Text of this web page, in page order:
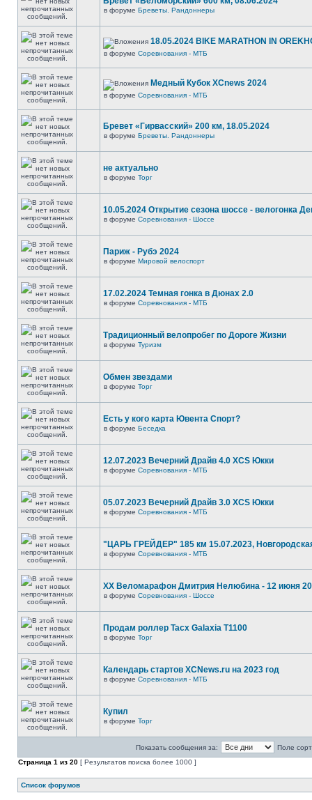
в форуме Бреветы. Рандоннеры
18.05.2024 BIKE MARATHON IN
в форуме Соревнования - МТБ
Медный Кубок XCnews 2024
в форуме Соревнования - МТБ
Бревет «Гирвасский» 200 км, 18.05.2024
в форуме Бреветы. Рандоннеры
не актуально
в форуме Торг
10.05.2024 Открытие сезона шоссе - велогонка
в форуме Соревнования - Шоссе
Париж - Рубэ 2024
в форуме Мировой велоспорт
17.02.2024 Темная гонка в Дюнах 2.0
в форуме Соревнования - МТБ
Традиционный велопробег по Дороге Жизни
в форуме Туризм
Обмен звездами
в форуме Торг
Есть у кого карта Ювента Спорт?
в форуме Беседка
12.07.2023 Вечерний Драйв 4.0 XCS Юкки
в форуме Соревнования - МТБ
05.07.2023 Вечерний Драйв 3.0 XCS Юкки
в форуме Соревнования - МТБ
"ЦАРЬ ГРЕЙДЕР" 185 км 15.07.2023,
в форуме Соревнования - МТБ
XX Веломарафон Дмитрия Нелюбина - 12 июня
в форуме Соревнования - Шоссе
Продам роллер Tacx Galaxia T1100
в форуме Торг
Календарь стартов XCNews.ru на 2023 год
в форуме Соревнования - МТБ
Купил
в форуме Торг
Показать сообщения за:
Поле
Страница 1 из 20 [ Результатов поиска более 1000 ]
Список форумов